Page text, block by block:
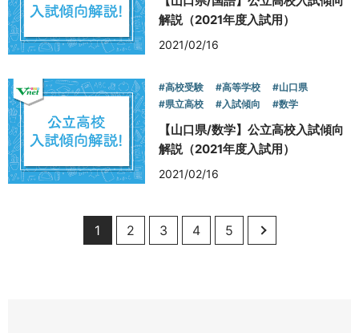
解説（2021年度入試用）
2021/02/16
#高校受験 #高等学校
#山口県
#県立高校
#入試傾向 #数学
【山口県/数学】公立高校入試傾向
解説（2021年度入試用）
2021/02/16
1 2 3 4 5